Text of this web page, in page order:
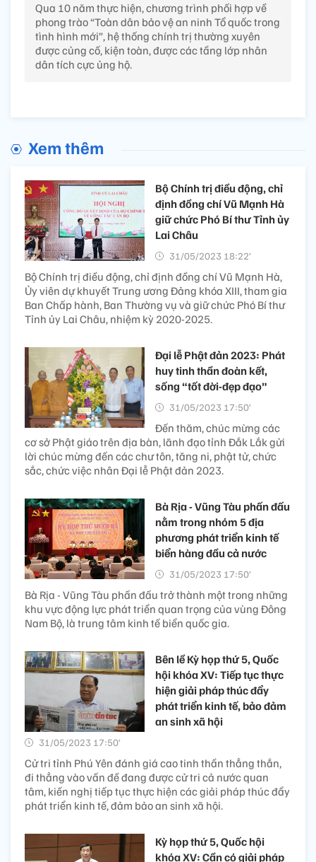
Qua 10 năm thực hiện, chương trình phối hợp về
phong trào “Toàn dân bảo vệ an ninh Tổ quốc trong
tình hình mới”, hệ thống chính trị thường xuyên
được củng cố, kiện toàn, được các tầng lớp nhân
dân tích cực ủng hộ.
Xem thêm
Bộ Chính trị điều động, chỉ
định đồng chí Vũ Mạnh Hà
giữ chức Phó Bí thư Tỉnh ủy
Lai Châu
31/05/2023 18:22’
Bộ Chính trị điều động, chỉ định đồng chí Vũ Mạnh Hà,
Ủy viên dự khuyết Trung ương Đảng khóa XIII, tham gia
Ban Chấp hành, Ban Thường vụ và giữ chức Phó Bí thư
Tỉnh ủy Lai Châu, nhiệm kỳ 2020-2025.
Đại lễ Phật đản 2023: Phát
huy tinh thần đoàn kết,
sống “tốt đời-đẹp đạo”
31/05/2023 17:50’
Đến thăm, chúc mừng các
cơ sở Phật giáo trên địa bàn, lãnh đạo tỉnh Đắk Lắk gửi
lời chúc mừng đến các chư tôn, tăng ni, phật tử, chức
sắc, chức việc nhân Đại lễ Phật đản 2023.
Bà Rịa - Vũng Tàu phấn đấu
nằm trong nhóm 5 địa
phương phát triển kinh tế
biển hàng đầu cả nước
31/05/2023 17:50’
Bà Rịa - Vũng Tàu phấn đấu trở thành một trong những
khu vực động lực phát triển quan trọng của vùng Đông
Nam Bộ, là trung tâm kinh tế biển quốc gia.
Bên lề Kỳ họp thứ 5, Quốc
hội khóa XV: Tiếp tục thực
hiện giải pháp thúc đẩy
phát triển kinh tế, bảo đảm
an sinh xã hội
31/05/2023 17:50’
Cử tri tỉnh Phú Yên đánh giá cao tinh thần thẳng thắn,
đi thẳng vào vấn đề đang được cử tri cả nước quan
tâm, kiến nghị tiếp tục thực hiện các giải pháp thúc đẩy
phát triển kinh tế, đảm bảo an sinh xã hội.
Kỳ họp thứ 5, Quốc hội
khóa XV: Cần có giải pháp